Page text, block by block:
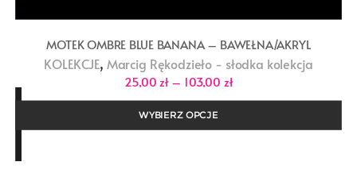
MOTEK OMBRE BLUE BANANA – BAWEŁNA/AKRYL
KOLEKCJE, Marcig Rękodzieło - słodka kolekcja
25,00zł – 103,00 złZakres
od
do
WYBIERZ OPCJE